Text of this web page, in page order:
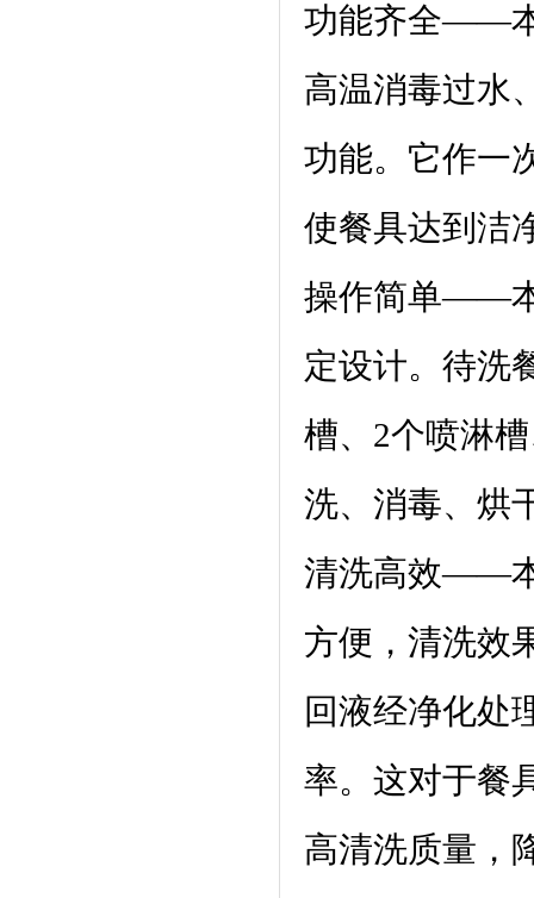
功能齐全——
高温消毒过水
功能。它作一
使餐具达到洁
操作简单——
定设计。待洗
槽、2个喷淋
洗、消毒、烘
清洗高效——
方便，清洗效
回液经净化处
率。这对于餐
高清洗质量，